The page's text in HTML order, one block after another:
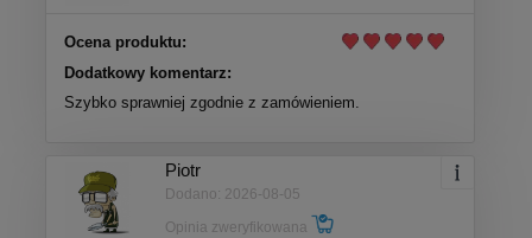
Ocena produktu:
Dodatkowy komentarz:
Szybko sprawniej zgodnie z zamówieniem.
Piotr
Dodano: 2026-08-05
Opinia zweryfikowana